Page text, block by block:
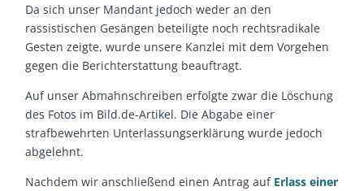
Da sich unser Mandant jedoch weder an den
rassistischen Gesängen beteiligte noch rechtsradikale
Gesten zeigte, wurde unsere Kanzlei mit dem Vorgehen
gegen die Berichterstattung beauftragt.
Auf unser Abmahnschreiben erfolgte zwar die Löschung
des Fotos im Bild.de-Artikel. Die Abgabe einer
strafbewehrten Unterlassungserklärung wurde jedoch
abgelehnt.
Nachdem wir anschließend einen Antrag auf Erlass einer